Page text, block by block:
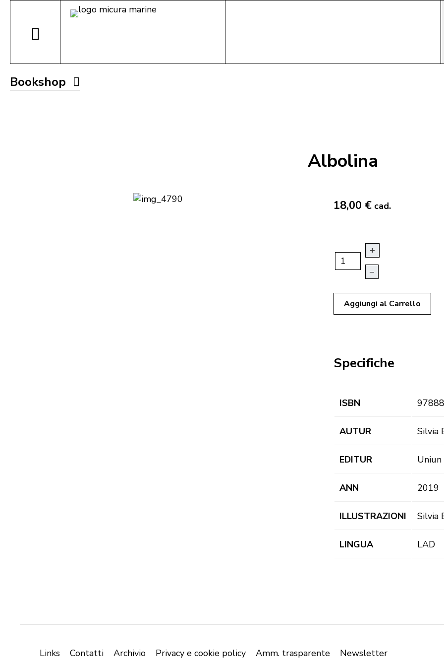
Bookshop
Albolina
18,00 € cad.
+
–
Aggiungi al Carrello
Specifiche
ISBN
AUTUR Silvia
EDITUR Uniun
ANN 2019
ILLUSTRAZIONI Silvia
LINGUA LAD
Links Contatti Archivio Privacy e cookie policy Amm. trasparente Newsletter